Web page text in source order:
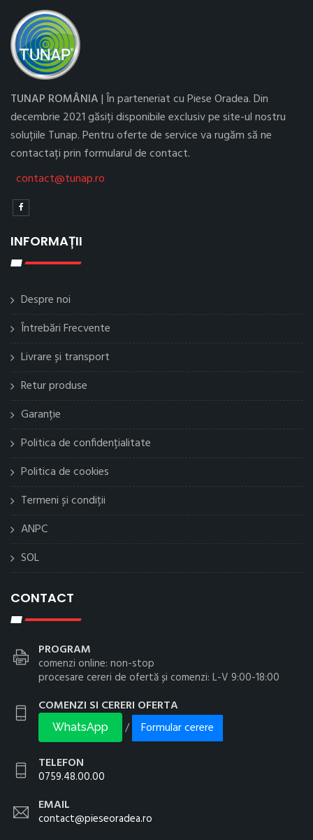
TUNAP ROMÂNIA| În parteneriat cu Piese Oradea. Din
decembrie 2021 găsiți disponibile exclusiv pe site-ul nostru
soluțiile Tunap. Pentru oferte de service va rugăm să ne
contactați prin formularul de contact.
contact@tunap.ro
INFORMAȚII
Despre noi
Întrebări Frecvente
Livrare și transport
Retur produse
Garanție
Politica de confidențialitate
Politica de cookies
Termeni și condiții
ANPC
SOL
CONTACT
PROGRAM
comenzi online: non-stop
procesare cereri de ofertă și comenzi: L-V 9:00-18:00
COMENZI SI CERERI OFERTA
WhatsApp /
Formular cerere
TELEFON
0759.48.00.00
EMAIL
contact@pieseoradea.ro